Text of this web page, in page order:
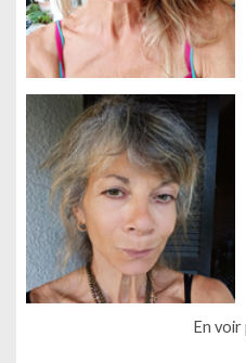
En voir